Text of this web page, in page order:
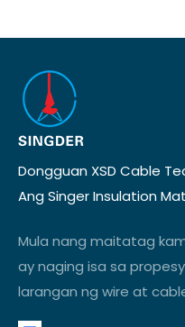
Dongguan XSD Cable
Ang Singer Insulation
Mula nang maitatag
ay naging isa sa
larangan ng wire at